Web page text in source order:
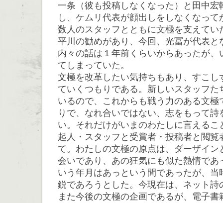
一条（彼も投稿しなくなった）と田中宏
し、ケムリ代表が顔出しをしなくなっ
数人のスタッフとともに文極を支えてい
平川の勧めがあり、今回、光冨が代表と
内々の話は１年前くらいからあったが、
てしまっていた。
文極を改革したい気持ちもあり、すこし
ていくつもりである。新しいスタッフた
いるので、これからも戦う力のある文極
りで、なれ合いではない、志をもって
い。それだけがいまのわたしに言えるこ
起人・スタッフと受賞者・投稿者と閲覧
て。わたしの文極の原点は、ダーザイン
会いであり、あの狂気にも似た熱情であ
いう年月はあっという間であったが、当
鋭であろうとした。今現在は、ネット詩
また今後の文極の企画であるが、電子